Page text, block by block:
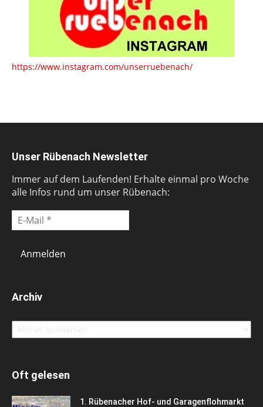
https://www.instagram.com/unserruebenach/
Unser Rübenach Newsletter
Immer auf dem Laufenden! Erhalte einmal pro Woche
alle Infos rund um unser Rübenach:
Archiv
Archiv
Oft gelesen
1. Rübenacher Hof- und Garagenflohmarkt